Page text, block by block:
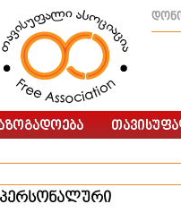
პერსონალური